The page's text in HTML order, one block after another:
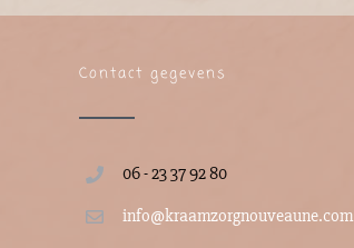
Contact gegevens
06 - 23 37 92 80
info@kraamzorgnouveaune.com